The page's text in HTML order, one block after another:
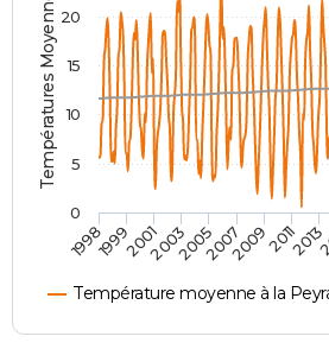
Destinations
City break
Voyage nature
Voyage de noces
Forum
Climat
PHOTO
GUIDES D'ACHAT
BONS PLANS
CARTE DE VOEUX
Carte de Noël
Carte Bonne année
Carte Saint-Valentin
Carte Pâques
Carte d'anniversaire
DICTIONNAIRE
Températures Moyennes ( °C )
Température moyenne à la
199819992001200320052007200920112013
0
5
10
15
20